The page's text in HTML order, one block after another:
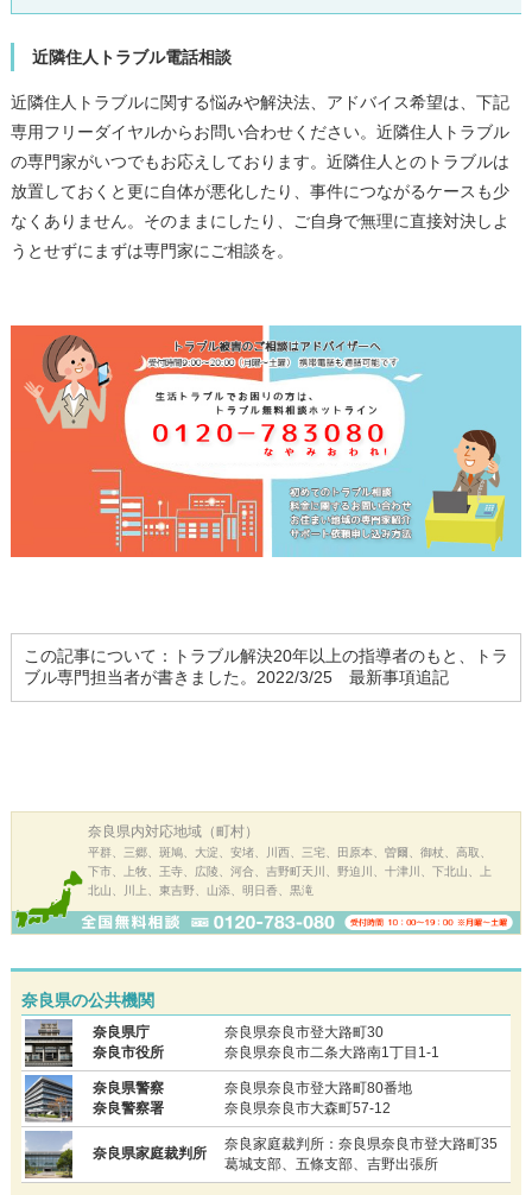
近隣住人トラブル電話相談
近隣住人トラブルに関する悩みや解決法、アドバイス希望は、下記
専用フリーダイヤルからお問い合わせください。近隣住人トラブル
の専門家がいつでもお応えしております。近隣住人とのトラブルは
放置しておくと更に自体が悪化したり、事件につながるケースも少
なくありません。そのままにしたり、ご自身で無理に直接対決しよ
うとせずにまずは専門家にご相談を。
この記事について：トラブル解決20年以上の指導者のもと、トラ
ブル専門担当者が書きました。2022/3/25 最新事項追記
奈良県内対応地域（町村）
平群、三郷、斑鳩、大淀、安堵、川西、三宅、田原本、曽爾、御杖、高取、
下市、上牧、王寺、広陵、河合、吉野町天川、野迫川、十津川、下北山、上
北山、川上、東吉野、山添、明日香、黒滝
奈良県の公共機関
奈良県庁
奈良市役所
奈良県奈良市登大路町30
奈良県奈良市二条大路南1丁目1-1
奈良県警察
奈良警察署
奈良県奈良市登大路町80番地
奈良県奈良市大森町57-12
奈良県家庭裁判所
奈良家庭裁判所：奈良県奈良市登大路町35
葛城支部、五條支部、吉野出張所